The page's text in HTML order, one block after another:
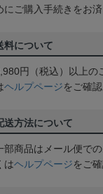
にご購入手続きをお済
料について
円（税込）以上の
ヘルプページをご確
送方法について
部商品はメール便で
はヘルプページをご